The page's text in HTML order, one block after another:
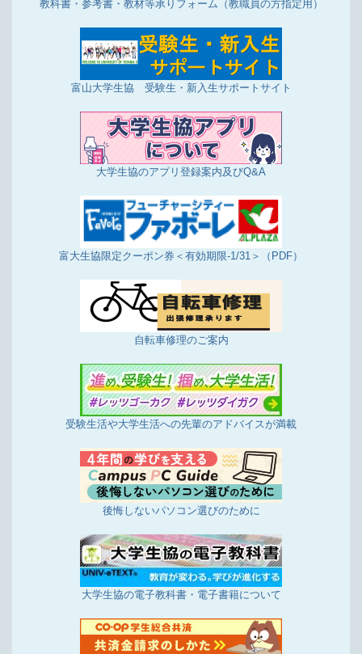
教科書・参考書・教材等承りフォーム（教職員の方指定用）
富山大学生協 受験生・新入生サポートサイト
大学生協のアプリ登録案内及びQ&A
富大生協限定クーポン券＜有効期限-1/31＞（PDF）
自転車修理のご案内
受験生活や大学生活への先輩のアドバイスが満載
後悔しないパソコン選びのために
大学生協の電子教科書・電子書籍について